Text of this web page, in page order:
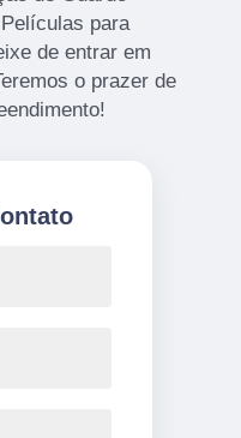
para
de entrar em
o prazer de